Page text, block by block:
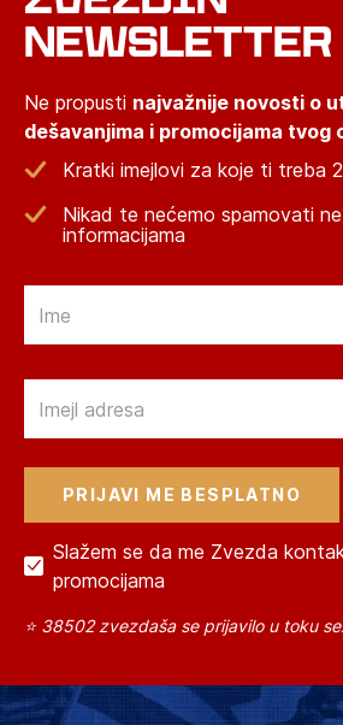
NEWSLETTER
Ne propusti najvažnije novosti o
dešavanjima i promocijama tvog
Kratki imejlovi za koje ti treba
Nikad te nećemo spamovati
informacijama
Slažem se da me Zvezda
promocijama
⭐ 38502 zvezdaša se prijavilo u toku